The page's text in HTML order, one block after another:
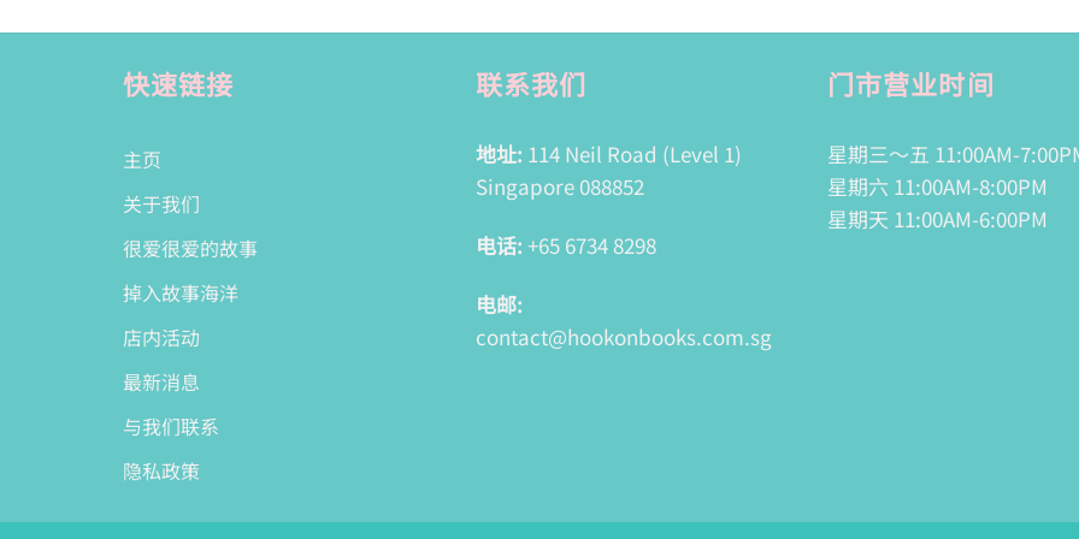
快速链接
主页
关于我们
很爱很爱的故事
掉入故事海洋
店内活动
最新消息
与我们联系
隐私政策
联系我们
地址: 114 Neil Road (Level 1)
Singapore 088852
电话: +65 6734 8298
电邮:
contact@hookonbooks.com.sg
门市营业时间
星期三～五 11:00AM-
星期六 11:00AM-8:00PM
星期天 11:00AM-6:00PM